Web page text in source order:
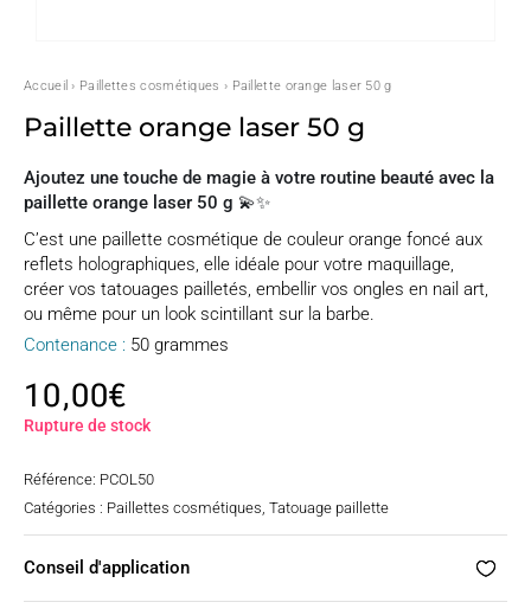
Accueil › Paillettes cosmétiques › Paillette orange laser 50 g
Paillette orange laser 50 g
Ajoutez une touche de magie à votre routine beauté avec la
paillette orange laser 50 g 💫✨
C’est une paillette cosmétique de couleur orange foncé aux
reflets holographiques, elle idéale pour votre maquillage,
créer vos tatouages pailletés, embellir vos ongles en nail art,
ou même pour un look scintillant sur la barbe.
Contenance : 50 grammes
10,00€
Rupture de stock
Référence: PCOL50
Catégories : Paillettes cosmétiques, Tatouage paillette
Conseil d'application